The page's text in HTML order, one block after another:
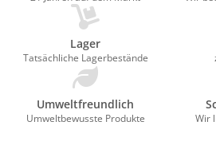
Lager
Tatsächliche Lagerbestände
Umweltfreundlich
Umweltbewusste Produkte Wir